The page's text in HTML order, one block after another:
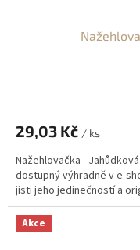
29,03 Kč / ks
Nažehlovačka -
dostupný výhradně v e-
jisti jeho jedinečností a
Akce